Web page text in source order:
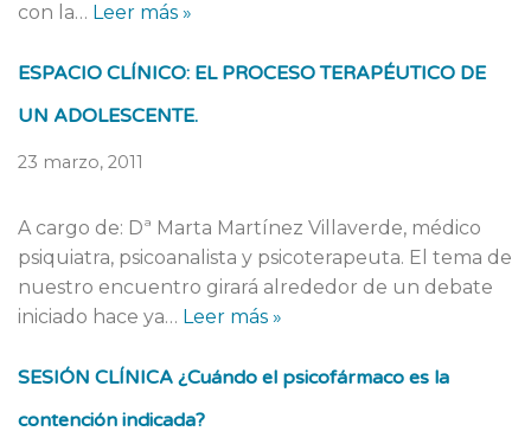
con la… Leer más »
ESPACIO CLÍNICO: EL PROCESO TERAPÉUTICO DE
UN ADOLESCENTE.
23 marzo, 2011
A cargo de: Dª Marta Martínez Villaverde, médico
psiquiatra, psicoanalista y psicoterapeuta. El tema de
nuestro encuentro girará alrededor de un debate
iniciado hace ya… Leer más »
SESIÓN CLÍNICA ¿Cuándo el psicofármaco es la
contención indicada?